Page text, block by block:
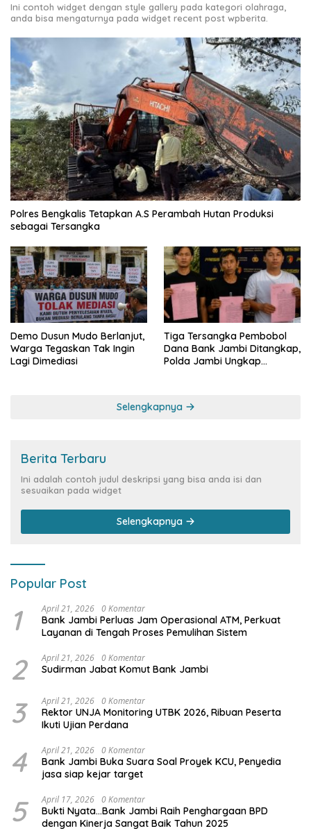
Ini contoh widget dengan style gallery pada kategori olahraga,
anda bisa mengaturnya pada widget recent post wpberita.
Polres Bengkalis Tetapkan A.S Perambah Hutan Produksi
sebagai Tersangka
Demo Dusun Mudo Berlanjut,
Warga Tegaskan Tak Ingin
Lagi Dimediasi
Tiga Tersangka Pembobol
Dana Bank Jambi Ditangkap,
Polda Jambi Ungkap
Selengkapnya
Berita Terbaru
Ini adalah contoh judul deskripsi yang bisa anda isi dan
sesuaikan pada widget
Selengkapnya
Popular Post
1 April 21, 2026 0 Komentar
Bank Jambi Perluas Jam Operasional ATM, Perkuat
Layanan di Tengah Proses Pemulihan Sistem
2 April 21, 2026 0 Komentar
Sudirman Jabat Komut Bank Jambi
3 April 21, 2026 0 Komentar
Rektor UNJA Monitoring UTBK 2026, Ribuan Peserta
Ikuti Ujian Perdana
4 April 21, 2026 0 Komentar
Bank Jambi Buka Suara Soal Proyek KCU, Penyedia
jasa siap kejar target
5 April 17, 2026 0 Komentar
Bukti Nyata…Bank Jambi Raih Penghargaan BPD
dengan Kinerja Sangat Baik Tahun 2025